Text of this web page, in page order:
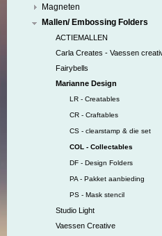
Magneten
Mallen/ Embossing Folders
ACTIEMALLEN
Carla Creates - Vaessen
Fairybells
Marianne Design
LR - Creatables
CR - Craftables
CS - clearstamp & die set
COL - Collectables
DF - Design Folders
PA - Pakket aanbieding
PS - Mask stencil
Studio Light
Vaessen Creative